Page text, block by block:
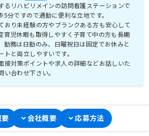
るリハビリメインの訪問看護ステーションで
分ですので通勤に便利な立地です。
おり未経験の方やブランクある方も安心して
育児休暇も取得しやすく子育て中の方も長期
勤務は日勤のみ、日曜祝日は固定でお休みと
と両立しやすいです。
接対策ポイントや求人の詳細などお話しいた
い合わせ下さい。
会社概要 応募方法